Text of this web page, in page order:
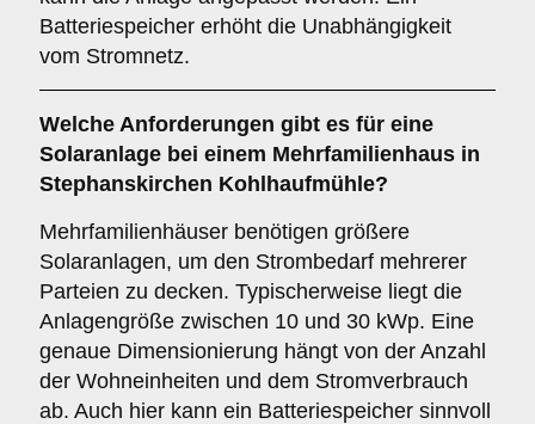
Batteriespeicher erhöht die Unabhängigkeit
vom Stromnetz.
Welche Anforderungen gibt es für eine
Solaranlage bei einem Mehrfamilienhaus in
Stephanskirchen Kohlhaufmühle?
Mehrfamilienhäuser benötigen größere
Solaranlagen, um den Strombedarf mehrerer
Parteien zu decken. Typischerweise liegt die
Anlagengröße zwischen 10 und 30 kWp. Eine
genaue Dimensionierung hängt von der Anzahl
der Wohneinheiten und dem Stromverbrauch
ab. Auch hier kann ein Batteriespeicher sinnvoll